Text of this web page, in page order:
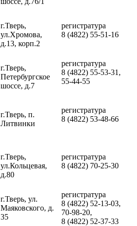
г.Тверь,
ул.Хромова,
д.13, корп.2
регистратура
8 (4822) 55-51-16
г.Тверь,
Петербургское
шоссе, д.7
регистратура
8 (4822) 55-53-31,
55-44-55
г.Тверь, п.
Литвинки
регистратура
8 (4822) 53-48-66
г.Тверь,
ул.Кольцевая,
д.80
регистратура
8 (4822) 70-25-30
г.Тверь, ул.
Маяковского, д.
35
регистратура
8 (4822) 52-13-03,
70-98-20,
8 (4822) 52-37-33